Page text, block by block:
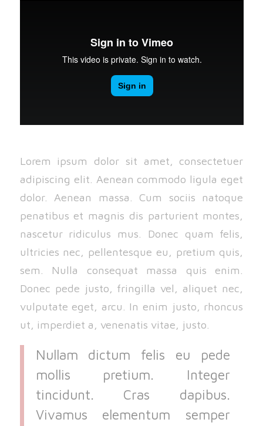
Lorem ipsum dolor sit amet, consectetuer
adipiscing elit. Aenean commodo ligula eget
dolor. Aenean massa. Cum sociis natoque
penatibus et magnis dis parturient montes,
nascetur ridiculus mus. Donec quam felis,
ultricies nec, pellentesque eu, pretium quis,
sem. Nulla consequat massa quis enim.
Donec pede justo, fringilla vel, aliquet nec,
vulputate eget, arcu. In enim justo, rhoncus
ut, imperdiet a, venenatis vitae, justo.
Nullam dictum felis eu pede
mollis pretium. Integer
tincidunt. Cras dapibus.
Vivamus elementum semper